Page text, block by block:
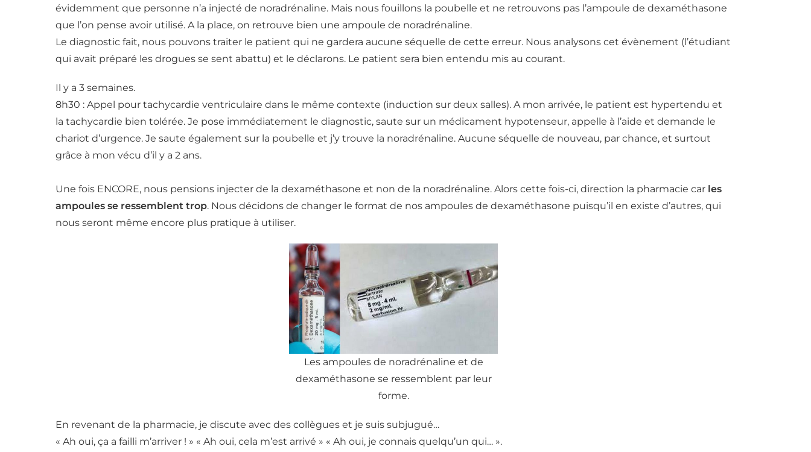
évidemment que personne n’a injecté de noradrénaline. Mais nous fouillons la poubelle et ne retrouvons pas l’ampoule de dexaméthasone
que l’on pense avoir utilisé. A la place, on retrouve bien une ampoule de noradrénaline.
Le diagnostic fait, nous pouvons traiter le patient qui ne gardera aucune séquelle de cette erreur. Nous analysons cet évènement (l’étudiant
qui avait préparé les drogues se sent abattu) et le déclarons. Le patient sera bien entendu mis au courant.
Il y a 3 semaines.
8h30 : Appel pour tachycardie ventriculaire dans le même contexte (induction sur deux salles). A mon arrivée, le patient est hypertendu et
la tachycardie bien tolérée. Je pose immédiatement le diagnostic, saute sur un médicament hypotenseur, appelle à l’aide et demande le
chariot d’urgence. Je saute également sur la poubelle et j’y trouve la noradrénaline. Aucune séquelle de nouveau, par chance, et surtout
grâce à mon vécu d’il y a 2 ans.
Une fois ENCORE, nous pensions injecter de la dexaméthasone et non de la noradrénaline. Alors cette fois-ci, direction la pharmacie car les
ampoules se ressemblent trop. Nous décidons de changer le format de nos ampoules de dexaméthasone puisqu’il en existe d’autres, qui
nous seront même encore plus pratique à utiliser.
Les ampoules de noradrénaline et de
dexaméthasone se ressemblent par leur
forme.
En revenant de la pharmacie, je discute avec des collègues et je suis subjugué…
« Ah oui, ça a failli m’arriver ! » « Ah oui, cela m’est arrivé » « Ah oui, je connais quelqu’un qui… ».